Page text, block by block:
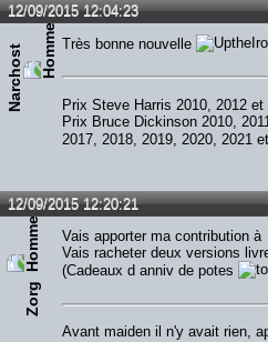
12/09/2015 12:04:23
Narchost Très bonne nouvelle
Prix Steve Harris 2010, 2012 et
Prix Bruce Dickinson 2010,
2017, 2018, 2019, 2020, 2021
12/09/2015 12:20:21
Zorg
Vais apporter ma contribution
Vais racheter deux versions
(Cadeaux d anniv de potes
Avant maiden il n'y avait rien,